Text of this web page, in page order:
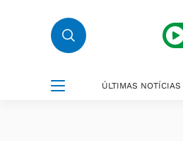
ÚLTIMAS NOTÍCIAS